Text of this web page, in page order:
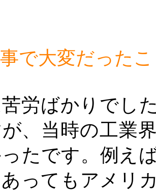
で大変だった
労ばかりでし
、当時の工業
たです。例え
あってもアメリ